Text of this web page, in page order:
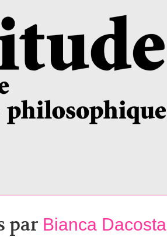
par Bianca Dacosta